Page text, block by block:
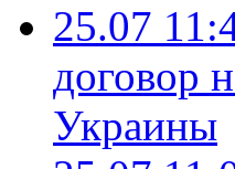
25.07
договор
Украины